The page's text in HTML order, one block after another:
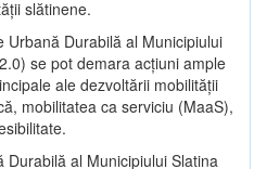
slătinene.
Urbană Durabilă al Municipiului
se pot demara acțiuni ample
ale dezvoltării mobilității
mobilitatea ca serviciu (MaaS),
Durabilă al Municipiului Slatina